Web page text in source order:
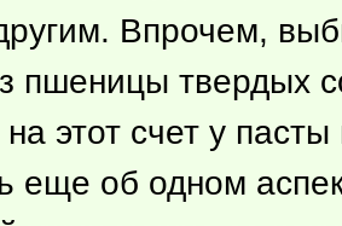
Впрочем,
пшеницы твердых
этот счет у пасты
еще об одном